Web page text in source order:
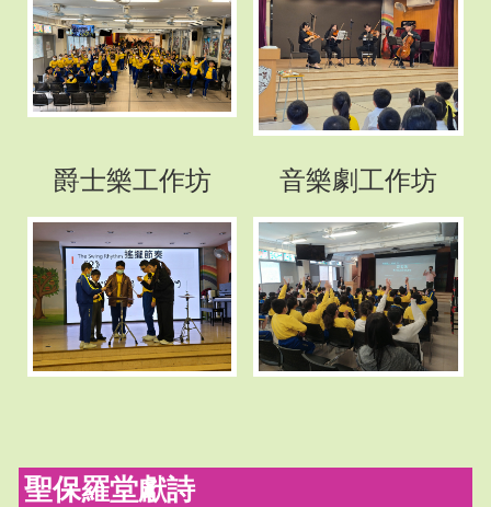
爵士樂工作坊 音樂劇工作坊
聖保羅堂獻詩